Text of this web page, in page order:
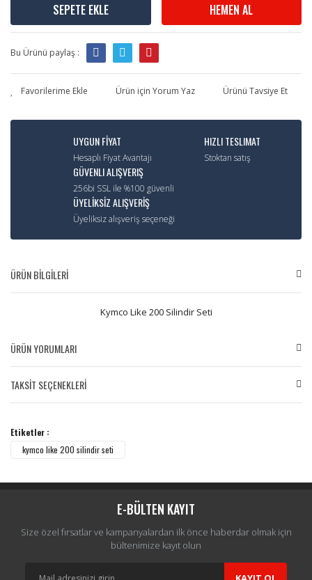
SEPETE EKLE HEMEN AL
Bu Ürünü paylaş :
Ürün için Yorum Yaz Ürünü Tavsiye Et
UYGUN FİYAT
Hesaplı Fiyat Avantajı
HIZLI TESLIMAT
Stoktan satış
GÜVENLI ALIŞVERIŞ
256bi SSL ile %100 güvenli
ÜYELİKSİZ ALIŞVERİŞ
Üyeliksiz alışveriş seçeneği
ÜRÜN BİLGİLERİ
Kymco Like 200 Silindir Seti
ÜRÜN YORUMLARI
TAKSİT SEÇENEKLERİ
Etiketler :
kymco like 200 silindir seti
E-BÜLTEN KAYIT
Size özel fırsatlar ve kampanyalardan ilk önce haberdar olmak için
bültenimize kayıt olun